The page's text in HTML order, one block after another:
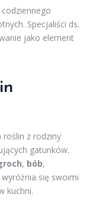
Specjaliści ds.
jako element
roślin z rodziny
gatunków.
, bób,
się swoimi
kuchni.